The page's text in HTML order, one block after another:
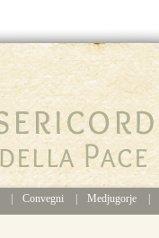
Convegni Medjugorje